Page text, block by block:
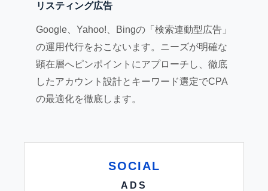
リスティング広告
Google、Yahoo!、Bingの「検索連動型広告」
の運用代行をおこないます。ニーズが明確な
顕在層へピンポイントにアプローチし、徹底
したアカウント設計とキーワード選定でCPA
の最適化を徹底します。
SOCIAL
ADS